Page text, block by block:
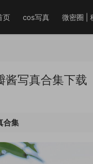
页 cos写真 微密圈 |
酱写真合集下载
合集